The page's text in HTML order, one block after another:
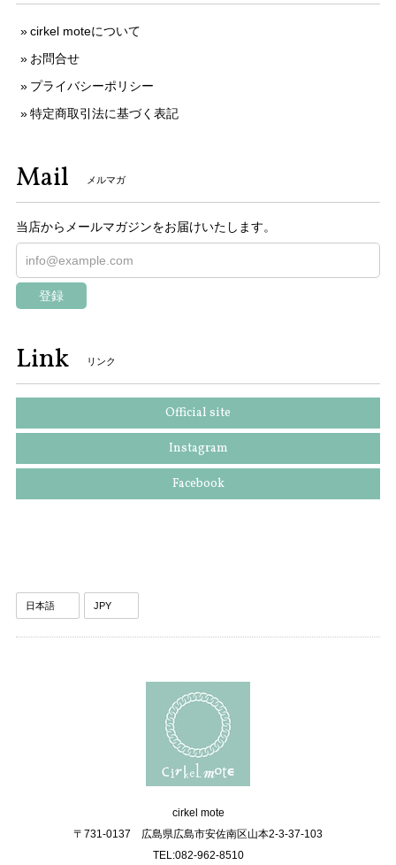
cirkel moteについて
お問合せ
プライバシーポリシー
特定商取引法に基づく表記
Mail メルマガ
当店からメールマガジンをお届けいたします。
登録
Link リンク
Official site
Instagram
Facebook
cirkel mote
〒731-0137 広島県広島市安佐南区山本2-3-37-103
TEL:082-962-8510